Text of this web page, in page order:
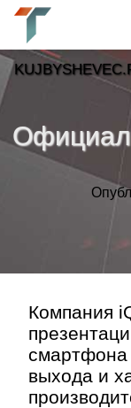
Компания
смартфона
выхода и
»
Тренды
»
Контакт»